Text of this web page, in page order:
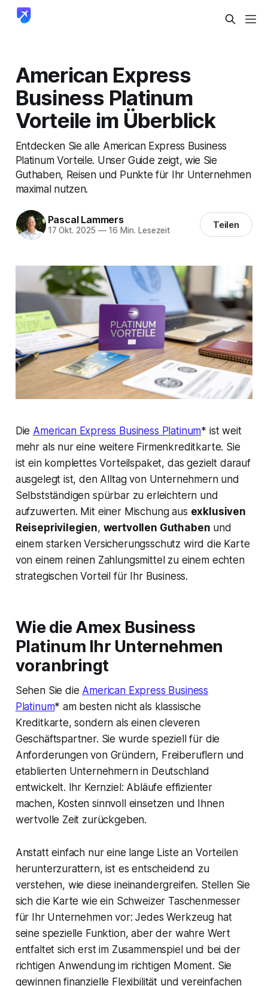
American Express
Business Platinum
Vorteile im Überblick
Entdecken Sie alle American Express Business
Platinum Vorteile. Unser Guide zeigt, wie Sie
Guthaben, Reisen und Punkte für Ihr Unternehmen
maximal nutzen.
Pascal Lammers
17 Okt. 2025 —16 Min. Lesezeit Teilen
Die American Express Business Platinum* ist weit
mehr als nur eine weitere Firmenkreditkarte. Sie
ist ein komplettes Vorteilspaket, das gezielt darauf
ausgelegt ist, den Alltag von Unternehmern und
Selbstständigen spürbar zu erleichtern und
aufzuwerten. Mit einer Mischung aus exklusiven
Reiseprivilegien, wertvollen Guthaben und
einem starken Versicherungsschutz wird die Karte
von einem reinen Zahlungsmittel zu einem echten
strategischen Vorteil für Ihr Business.
Wie die Amex Business
Platinum Ihr Unternehmen
voranbringt
Sehen Sie die American Express Business
Platinum* am besten nicht als klassische
Kreditkarte, sondern als einen cleveren
Geschäftspartner. Sie wurde speziell für die
Anforderungen von Gründern, Freiberuflern und
etablierten Unternehmern in Deutschland
entwickelt. Ihr Kernziel: Abläufe effizienter
machen, Kosten sinnvoll einsetzen und Ihnen
wertvolle Zeit zurückgeben.
Anstatt einfach nur eine lange Liste an Vorteilen
herunterzurattern, ist es entscheidend zu
verstehen, wie diese ineinandergreifen. Stellen Sie
sich die Karte wie ein Schweizer Taschenmesser
für Ihr Unternehmen vor: Jedes Werkzeug hat
seine spezielle Funktion, aber der wahre Wert
entfaltet sich erst im Zusammenspiel und bei der
richtigen Anwendung im richtigen Moment. Sie
gewinnen finanzielle Flexibilität und vereinfachen